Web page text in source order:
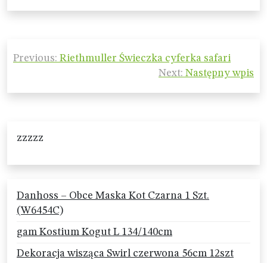
Nawigacja
wpisu
Previous: Riethmuller Świeczka cyferka safari
Next: Następny wpis
zzzzz
Danhoss – Obce Maska Kot Czarna 1 Szt.
(W6454C)
gam Kostium Kogut L 134/140cm
Dekoracja wisząca Swirl czerwona 56cm 12szt